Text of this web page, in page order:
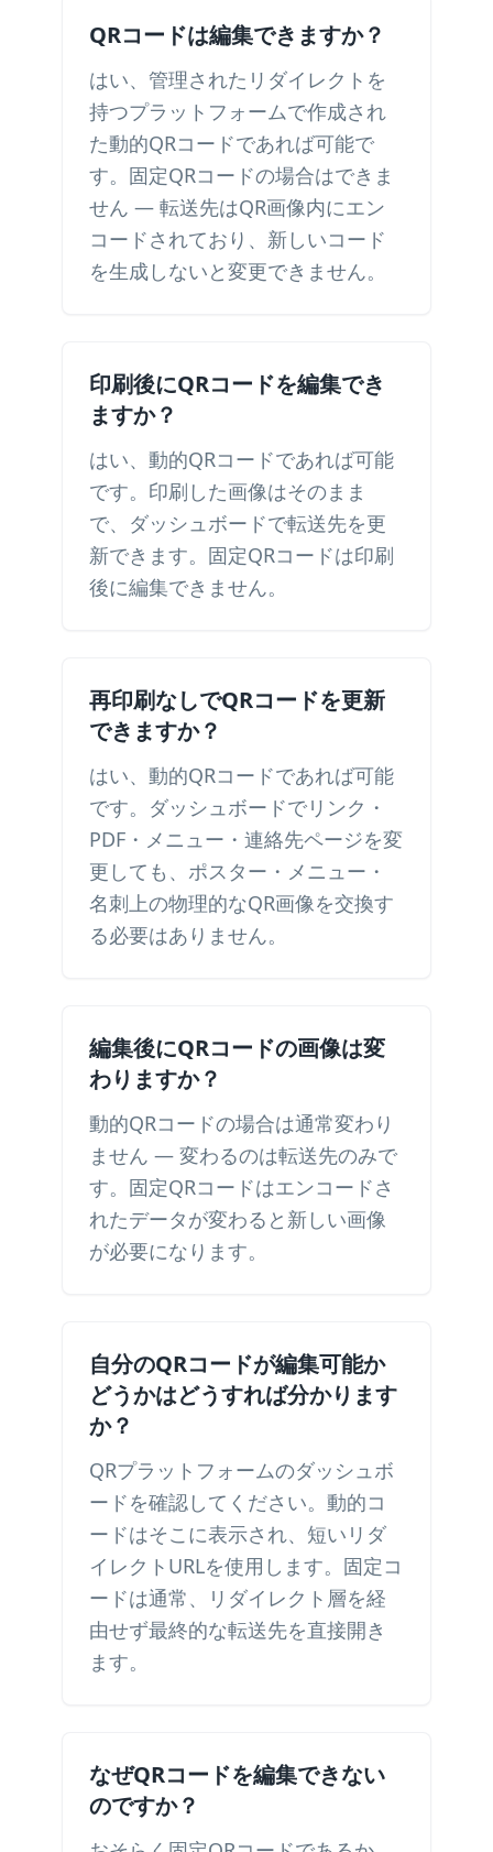
QRコードは編集できますか？
はい、管理されたリダイレクトを
持つプラットフォームで作成され
た動的QRコードであれば可能で
す。固定QRコードの場合はできま
せん — 転送先はQR画像内にエン
コードされており、新しいコード
を生成しないと変更できません。
印刷後にQRコードを編集でき
ますか？
はい、動的QRコードであれば可能
です。印刷した画像はそのまま
で、ダッシュボードで転送先を更
新できます。固定QRコードは印刷
後に編集できません。
再印刷なしでQRコードを更新
できますか？
はい、動的QRコードであれば可能
です。ダッシュボードでリンク・
PDF・メニュー・連絡先ページを変
更しても、ポスター・メニュー・
名刺上の物理的なQR画像を交換す
る必要はありません。
編集後にQRコードの画像は変
わりますか？
動的QRコードの場合は通常変わり
ません — 変わるのは転送先のみで
す。固定QRコードはエンコードさ
れたデータが変わると新しい画像
が必要になります。
自分のQRコードが編集可能か
どうかはどうすれば分かります
か？
QRプラットフォームのダッシュボ
ードを確認してください。動的コ
ードはそこに表示され、短いリダ
イレクトURLを使用します。固定コ
ードは通常、リダイレクト層を経
由せず最終的な転送先を直接開き
ます。
なぜQRコードを編集できない
のですか？